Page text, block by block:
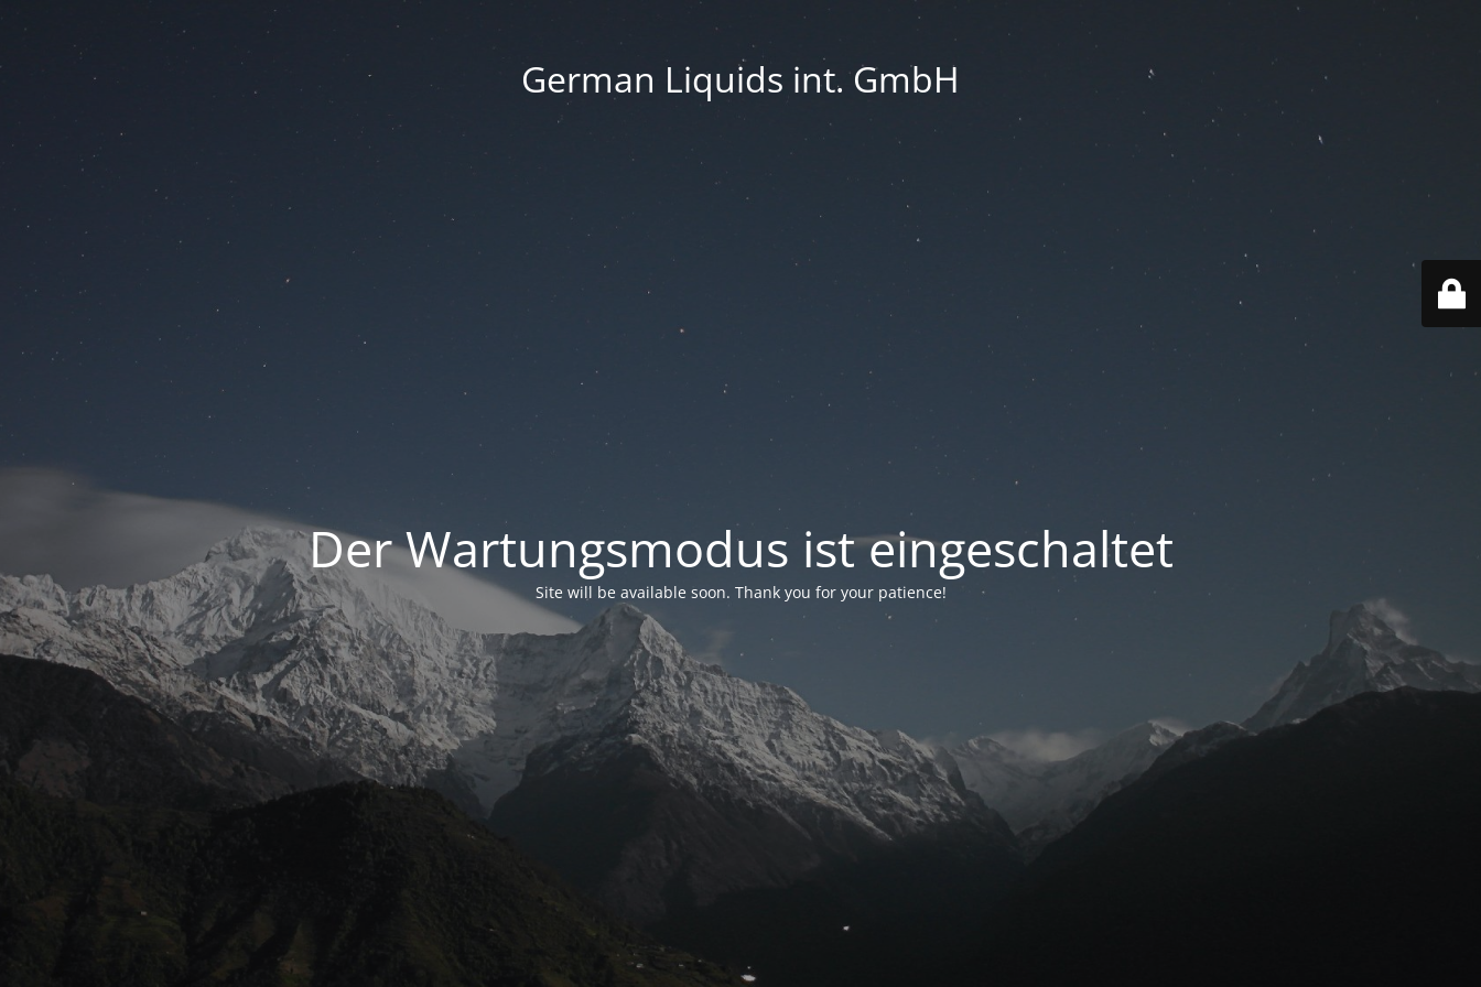
German Liquids int. GmbH
Der Wartungsmodus ist eingeschaltet
Site will be available soon. Thank you for your patience!